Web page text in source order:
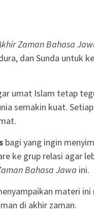
Zaman Bahasa
dan Sunda untuk
umat Islam tetap
semakin kuat.
bagi yang ingin
ke grup relasi agar
Bahasa Jawa ini.
materi
di akhir zaman.